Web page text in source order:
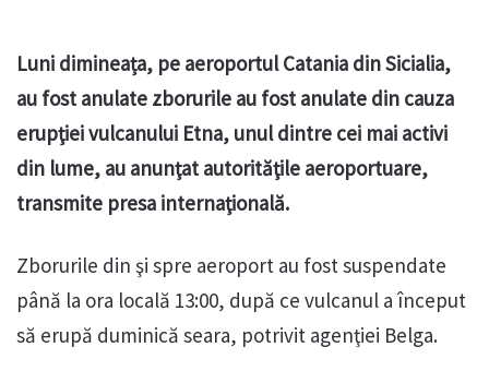
Luni dimineața, pe aeroportul Catania din Sicialia,
au fost anulate zborurile au fost anulate din cauza
erupţiei vulcanului Etna, unul dintre cei mai activi
din lume, au anunţat autorităţile aeroportuare,
transmite presa internaţională.
Zborurile din şi spre aeroport au fost suspendate
până la ora locală 13:00, după ce vulcanul a început
să erupă duminică seara, potrivit agenţiei Belga.